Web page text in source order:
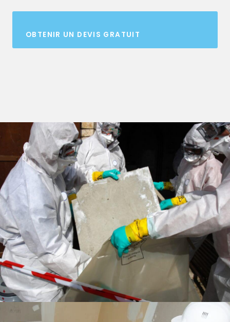
OBTENIR UN DEVIS GRATUIT